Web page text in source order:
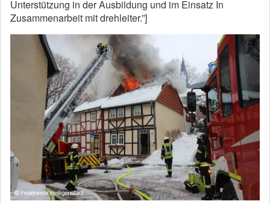
Unterstützung in der Ausbildung und im Einsatz In
Zusammenarbeit mit drehleiter.”]